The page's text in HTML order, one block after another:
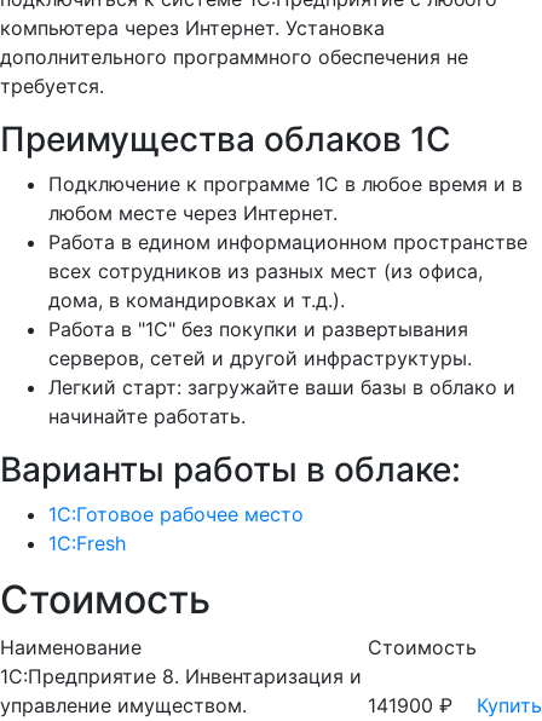
компьютера через Интернет. Установка
дополнительного программного обеспечения не
требуется.
Преимущества облаков 1С
Подключение к программе 1С в любое время и в
любом месте через Интернет.
Работа в едином информационном пространстве
всех сотрудников из разных мест (из офиса,
дома, в командировках и т.д.).
Работа в "1С" без покупки и развертывания
серверов, сетей и другой инфраструктуры.
Легкий старт: загружайте ваши базы в облако и
начинайте работать.
Варианты работы в облаке:
1С:Готовое рабочее место
1C:Fresh
Стоимость
Наименование
Стоимость
1С:Предприятие 8. Инвентаризация и
управление имуществом.
141900 ₽ Купить